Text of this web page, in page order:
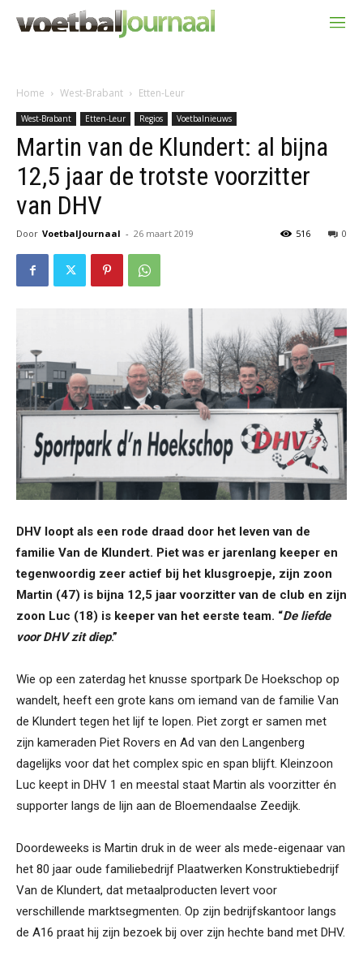
Home West-Brabant Etten-Leur
West-Brabant Etten-Leur Regios Voetbalnieuws
Martin van de Klundert: al bijna
12,5 jaar de trotste voorzitter
van DHV
Door VoetbalJournaal - 26 maart 2019 0
516
DHV loopt als een rode draad door het leven van de
familie Van de Klundert. Piet was er jarenlang keeper en
tegenwoordig zeer actief bij het klusgroepje, zijn zoon
Martin (47) is bijna 12,5 jaar voorzitter van de club en zijn
zoon Luc (18) is keeper van het eerste team. “De liefde
voor DHV zit diep.”
Wie op een zaterdag het knusse sportpark De Hoekschop op
wandelt, heeft een grote kans om iemand van de familie Van
de Klundert tegen het lijf te lopen. Piet zorgt er samen met
zijn kameraden Piet Rovers en Ad van den Langenberg
dagelijks voor dat het complex spic en span blijft. Kleinzoon
Luc keept in DHV 1 en meestal staat Martin als voorzitter én
supporter langs de lijn aan de Bloemendaalse Zeedijk.
Doordeweeks is Martin druk in de weer als mede-eigenaar van
het 80 jaar oude familiebedrijf Plaatwerken Konstruktiebedrijf
Van de Klundert, dat metaalproducten levert voor
verschillende marktsegmenten. Op zijn bedrijfskantoor langs
de A16 praat hij zijn bezoek bij over zijn hechte band met DHV.